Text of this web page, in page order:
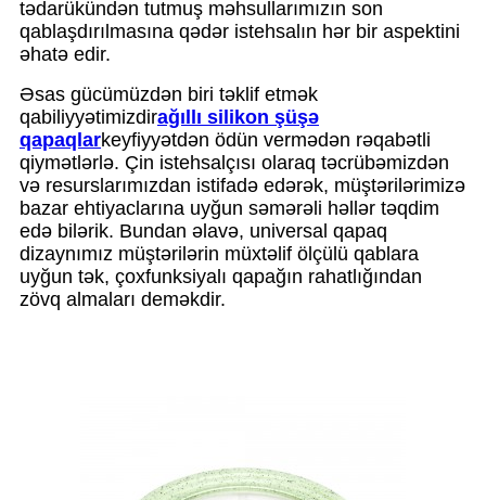
tədarükündən tutmuş məhsullarımızın son
qablaşdırılmasına qədər istehsalın hər bir aspektini
əhatə edir.
Əsas gücümüzdən biri təklif etmək
qabiliyyətimizdirağıllı silikon şüşə
qapaqlarkeyfiyyətdən ödün vermədən rəqabətli
qiymətlərlə. Çin istehsalçısı olaraq təcrübəmizdən
və resurslarımızdan istifadə edərək, müştərilərimizə
bazar ehtiyaclarına uyğun səmərəli həllər təqdim
edə bilərik. Bundan əlavə, universal qapaq
dizaynımız müştərilərin müxtəlif ölçülü qablara
uyğun tək, çoxfunksiyalı qapağın rahatlığından
zövq almaları deməkdir.